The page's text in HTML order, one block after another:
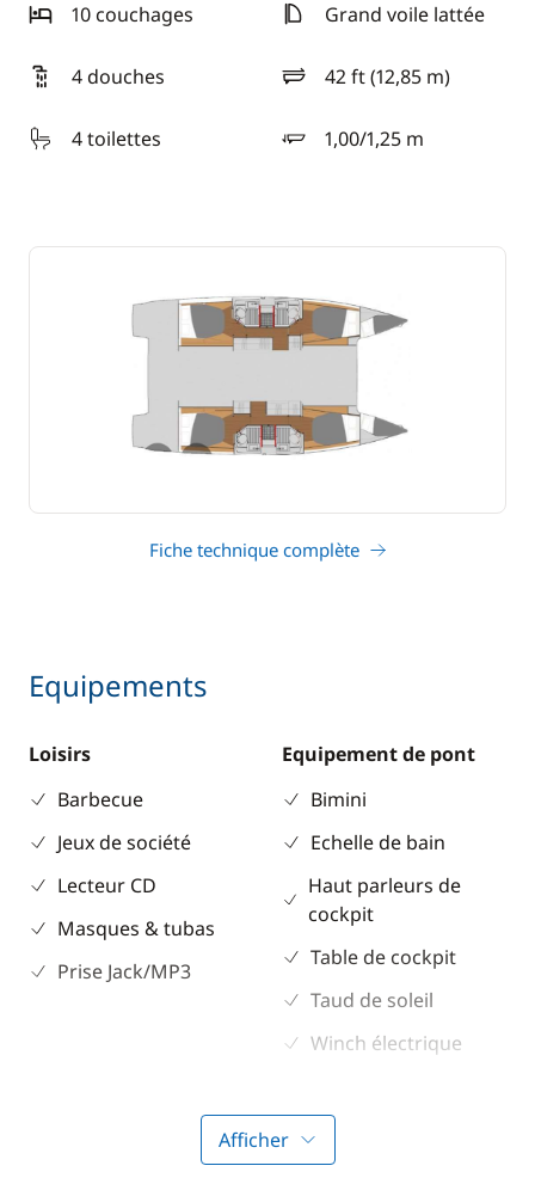
10 couchages
Grand voile lattée
4 douches 42 ft (12,85 m)
longueur
4 toilettes
1,00/1,25 m
tirant d'eau
Fiche technique complète
Equipements
Loisirs
Barbecue
Jeux de société
Lecteur CD
Masques & tubas
Prise Jack/MP3
Equipement de pont
Bimini
Echelle de bain
Haut parleurs de
cockpit
Table de cockpit
Taud de soleil
Winch électrique
Divers
Equipement de
Afficher